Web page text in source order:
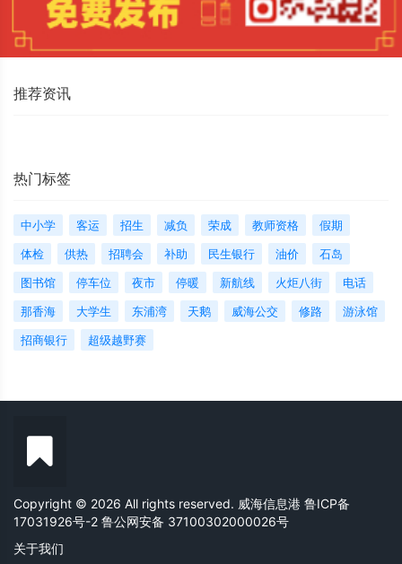
推荐资讯
热门标签
中小学 客运 招生 减负 荣成 教师资格
假期
体检
供热 招聘会 补助 民生银行 油价
石岛
图书馆
停车位 夜市 停暖 新航线 火炬八街
电话
那香海
大学生 东浦湾 天鹅 威海公交 修路
游泳馆
招商银行
超级越野赛
Copyright © 2026 All rights reserved. 威海信息港 鲁ICP备
17031926号-2 鲁公网安备 37100302000026号
关于我们